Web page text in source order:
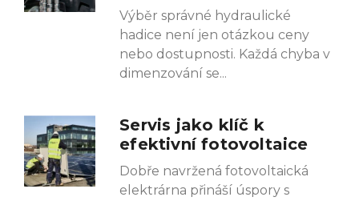
Výběr správné hydraulické
hadice není jen otázkou ceny
nebo dostupnosti. Každá chyba v
dimenzování se
Servis jako klíč k
efektivní fotovoltaice
Dobře navržená fotovoltaická
elektrárna přináší úspory s